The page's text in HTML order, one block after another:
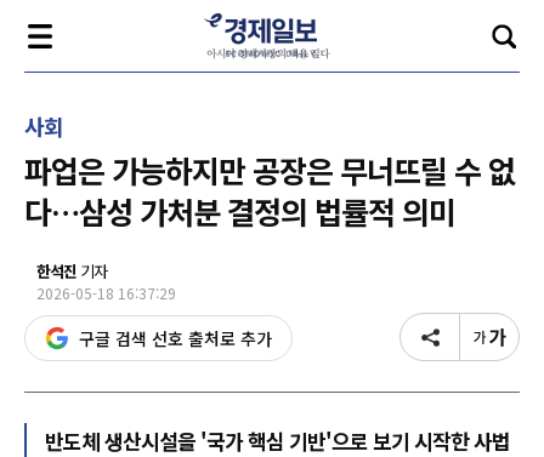
사회
파업은 가능하지만 공장은 무너뜨릴 수 없
다…삼성 가처분 결정의 법률적 의미
한석진 기자
2026-05-18 16:37:29
구글 검색 선호 출처로 추가
반도체 생산시설을 '국가 핵심 기반'으로 보기 시작한 사법